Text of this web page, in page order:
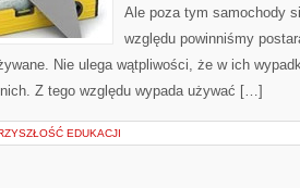
Ale poza tym samochody
względu powinniśmy
Nie ulega wątpliwości, że w ich
Z tego względu wypada używać […]
EDUKACJI